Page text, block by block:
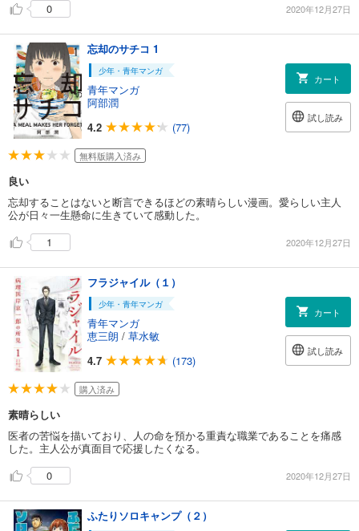
0
2020年12月27日
忘却のサチコ 1
少年・青年マンガ
青年マンガ
阿部潤
4.2
(77)
カート
試し読み
無料版購入済み
良い
忘却することはないと断言できるほどの素晴らしい漫画。愛らしい主人
公が日々一生懸命に生きていて感動した。
1
2020年12月27日
フラジャイル（１）
少年・青年マンガ
青年マンガ
恵三朗 / 草水敏
4.7
(173)
カート
試し読み
購入済み
素晴らしい
医者の苦悩を描いており、人の命を預かる重責な職業であることを痛感
した。主人公が真面目で応援したくなる。
0
2020年12月27日
ふたりソロキャンプ（２）